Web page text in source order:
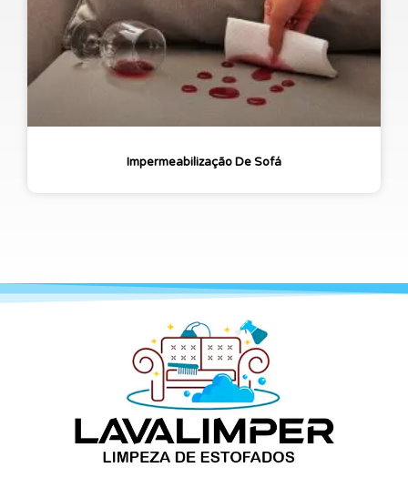
Impermeabilização De Sofá